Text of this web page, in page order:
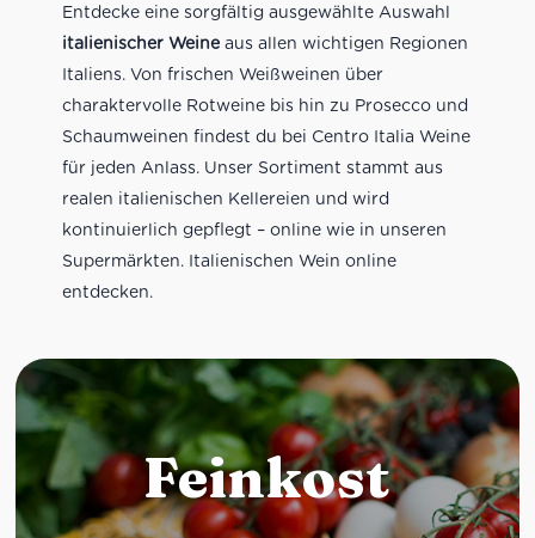
Entdecke eine sorgfältig ausgewählte Auswahl
italienischer Weineaus allen wichtigen Regionen
Italiens. Von frischen Weißweinen über
charaktervolle Rotweine bis hin zu Prosecco und
Schaumweinen findest du bei Centro Italia Weine
für jeden Anlass. Unser Sortiment stammt aus
realen italienischen Kellereien und wird
kontinuierlich gepflegt – online wie in unseren
Supermärkten. Italienischen Wein online
entdecken.
Feinkost